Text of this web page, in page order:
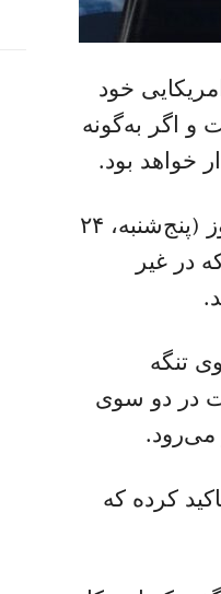
خود
اگر به‌گونه
خواهد بود.
مائو نینگ، از سخنگویان وزارت امور خارجه چین این مطلب را امروز (پنج‌شنبه، ۲۴
در غیر
تنگه
در دو سوی
می‌رود.
کرده که